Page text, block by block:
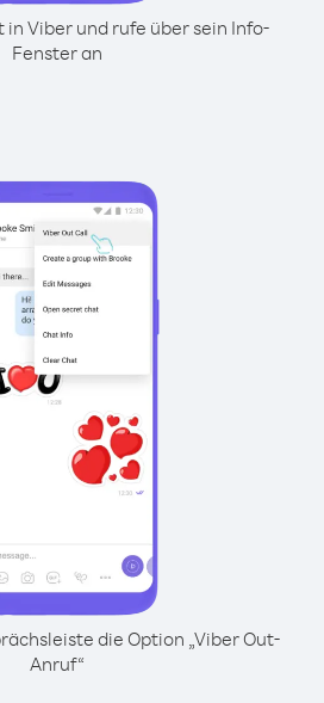
in Viber und rufe über sein Info-
Fenster an
die Option „Viber Out-
Anruf“